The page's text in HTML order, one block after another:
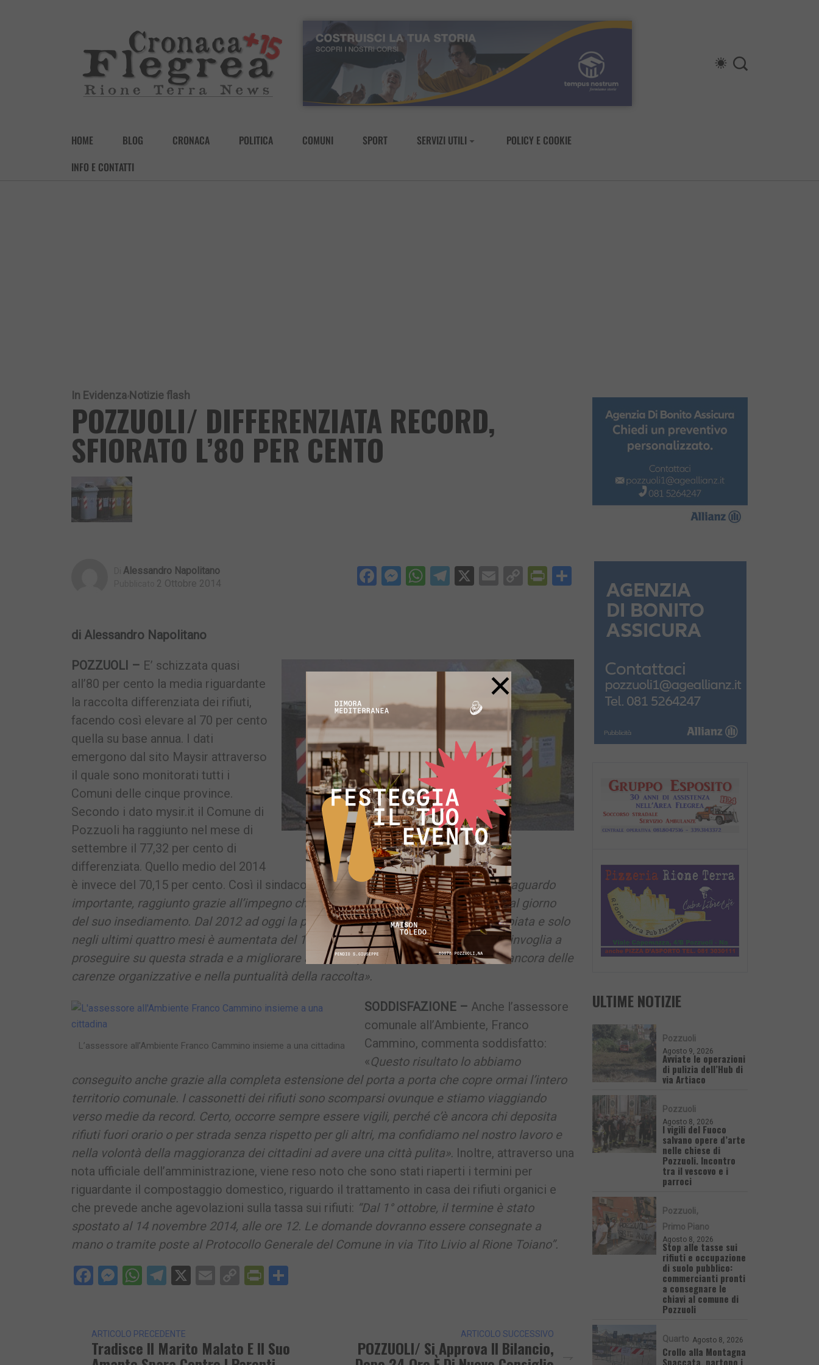
HOME BLOG CRONACA POLITICA COMUNI SPORT SERVIZI UTILI
POLICY E COOKIE
INFO E CONTATTI
In Evidenza Notizie flash
POZZUOLI/ DIFFERENZIATA RECORD,
SFIORATO L’80 PER CENTO
Alessandro Napolitano
2 Ottobre 2014 Facebook
Messenger
WhatsApp
Telegram
X EmailCopyPrintFriendly
di Alessandro Napolitano
Differenziata quasi all’80% a Pozzuoli
POZZUOLI – E’ schizzata quasi
all’80 per cento la media riguardante
la raccolta differenziata dei rifiuti,
facendo così elevare al 70 per cento
quella su base annua. I dati
emergono dal sito Maysir attraverso
il quale sono monitorati tutti i
Comuni delle cinque province.
Secondo i dato mysir.it il Comune di
Pozzuoli ha raggiunto nel mese di
settembre il 77,32 per cento di
differenziata. Quello medio del 2014
è invece del 70,15 per cento. Così il sindaco della città, Vincenzo Figliolia: «È un traguardo
importante, raggiunto grazie all’impegno che l’amministrazione si è assunta fin dal giorno
del suo insediamento. Dal 2012 ad oggi la percentuale di raccolta è quasi raddoppiata e solo
negli ultimi quattro mesi è aumentata del 10%. È un dato che ci conforta e che ci invoglia a
proseguire su questa strada e a migliorare ancora di più il servizio, che presenta ancora delle
carenze organizzative e nella puntualità della raccolta».
L’assessore all’Ambiente Franco Cammino insieme a una cittadina
SODDISFAZIONE – Anche l’assessore
comunale all’Ambiente, Franco
Cammino, commenta soddisfatto:
«Questo risultato lo abbiamo
conseguito anche grazie alla completa estensione del porta a porta che copre ormai l’intero
territorio comunale. I cassonetti dei rifiuti sono scomparsi ovunque e stiamo viaggiando
verso medie da record. Certo, occorre sempre essere vigili, perché c’è ancora chi deposita
rifiuti fuori orario o per strada senza rispetto per gli altri, ma confidiamo nel nostro lavoro e
nella volontà della maggioranza dei cittadini ad avere una città pulita». Inoltre, attraverso una
nota ufficiale dell’amministrazione, viene reso noto che sono stati riaperti i termini per
riguardante il compostaggio domestico, riguardo il trattamento in casa dei rifiuti organici e
che prevede anche agevolazioni sulla tassa sui rifiuti: “Dal 1° ottobre, il termine è stato
spostato al 14 novembre 2014, alle ore 12. Le domande dovranno essere consegnate a
mano o tramite poste al Protocollo Generale del Comune in via Tito Livio al Rione Toiano”.
Facebook
Messenger
WhatsApp
Telegram
X EmailCopyPrintFriendly
ARTICOLO PRECEDENTE
Tradisce Il Marito Malato E Il Suo
ARTICOLO SUCCESSIVO
POZZUOLI/ Si Approva Il Bilancio,
ULTIME NOTIZIE
Pozzuoli
Agosto 9, 2026
Avviate le operazioni
di pulizia dell’Hub di
via Artiaco
Pozzuoli
Agosto 8, 2026
I vigili del Fuoco
salvano opere d’arte
nelle chiese di
Pozzuoli. Incontro
tra il vescovo e i
parroci
Pozzuoli
Primo Piano
Agosto 8, 2026
Stop alle tasse sui
rifiuti e occupazione
di suolo pubblico:
commercianti pronti
a consegnare le
chiavi al comune di
Pozzuoli
Quarto Agosto 8, 2026
Crollo alla Montagna
Spaccata, partono i
×